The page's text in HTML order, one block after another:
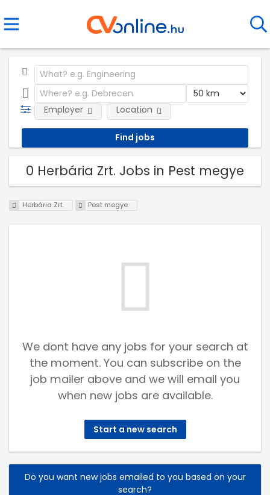
Employer Location
0 Herbária Zrt. Jobs in Pest megye
Herbária Zrt. Pest megye
We dont have any jobs for your search at
the moment. You can subscribe on the
job mailer above and we will email you
when new jobs are available.
Start a new search
Do you want new jobs emailed to you based on your
search?